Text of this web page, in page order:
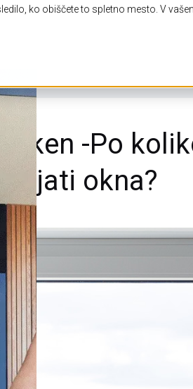
ko obiščete to spletno mesto. V
oken -Po
okna?